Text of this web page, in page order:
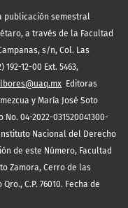
publicación semestral
a través de la Facultad
s/n, Col. Las
192-12-00 Ext. 5463,
Editoras
y María José Soto
04-2022-031520041300-
Nacional del Derecho
de este Número, Facultad
Zamora, Cerro de las
C.P. 76010. Fecha de